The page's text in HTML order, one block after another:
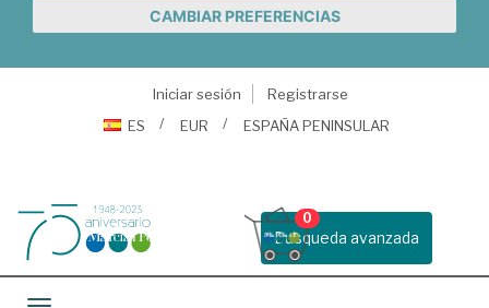
CAMBIAR PREFERENCIAS
Iniciar sesión
Registrarse
ES
EUR ESPAÑA PENINSULAR
Busqueda avanzada
0